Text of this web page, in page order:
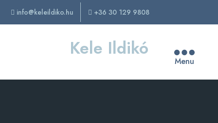
info@keleildiko.hu +36 30 129 9808
Kele Ildikó
Menu